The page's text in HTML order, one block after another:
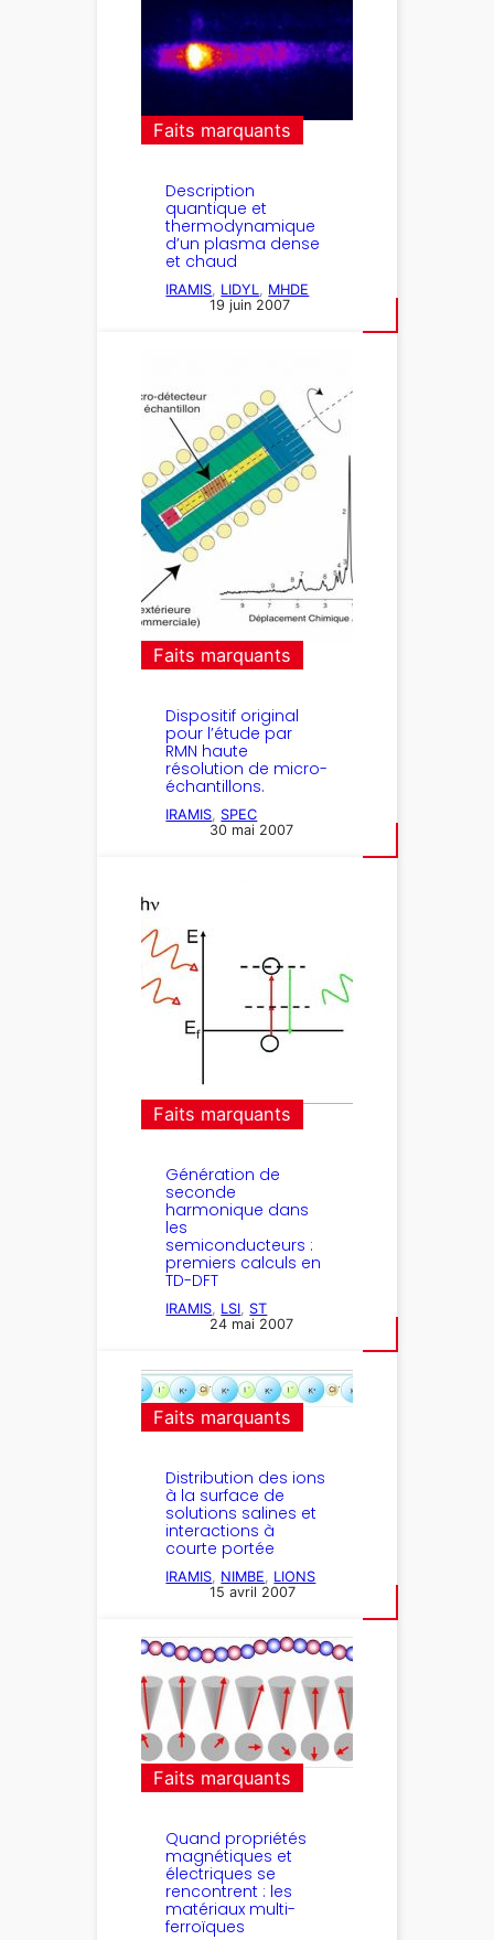
Faits marquants
Description
quantique et
thermodynamique
d’un plasma dense
et chaud
IRAMIS LIDYL
MHDE
19 juin 2007
Faits marquants
Dispositif original
pour l’étude par
RMN haute
résolution de micro-
échantillons.
IRAMIS, SPEC
30 mai 2007
Faits marquants
Génération de
seconde
harmonique dans
les
semiconducteurs :
premiers calculs en
TD-DFT
IRAMIS, LSI, ST
24 mai 2007
Faits marquants
Distribution des ions
à la surface de
solutions salines et
interactions à
courte portée
IRAMIS NIMBE
LIONS
15 avril 2007
Faits marquants
Quand propriétés
magnétiques et
électriques se
rencontrent : les
matériaux multi-
ferroïques